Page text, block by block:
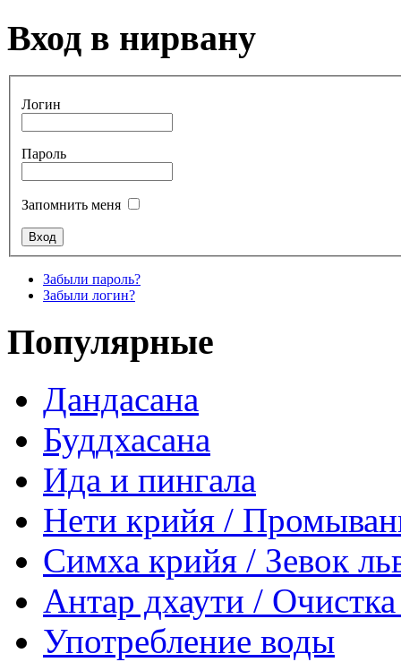
Вход в нирвану
Логин
Пароль
Запомнить меня
Забыли пароль?
Забыли логин?
Популярные
Дандасана
Буддхасана
Ида и пингала
Нети крийя /
Симха крийя / Зевок
Антар дхаути /
Употребление воды